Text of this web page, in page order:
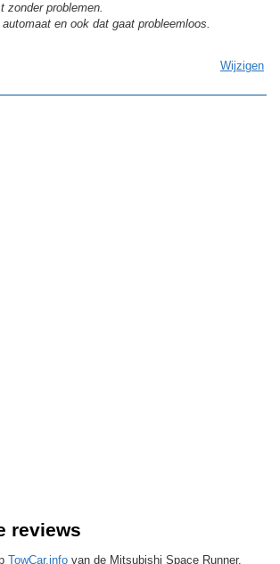
zonder problemen.
en ook dat gaat probleemloos.
Wijzigen
reviews
TowCar.info van de Mitsubishi Space Runner.